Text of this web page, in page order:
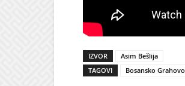
IZVOR
Asim Bešlija
TAGOVI
Bosansko Grahovo